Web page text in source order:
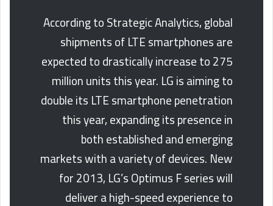
According to Strategic Analytics, global
shipments of LTE smartphones are
expected to drastically increase to 275
million units this year. LG is aiming to
double its LTE smartphone penetration
this year, expanding its presence in
both established and emerging
markets with a variety of devices. New
for 2013, LG’s Optimus F series will
deliver a high-speed experience to